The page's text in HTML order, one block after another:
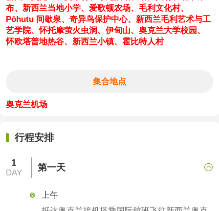
布、新西兰当地小学、爱歌顿农场、毛利文化村、
Pōhutu 间歇泉、奇异鸟保护中心、新西兰毛利艺术与工
艺学院、怀托摩萤火虫洞、伊甸山、奥克兰大学校园、
怀欧塔普地热谷、新西兰小镇、 霍比特人村
集合地点
奥克兰机场
行程安排
1
DAY
第一天 

上午